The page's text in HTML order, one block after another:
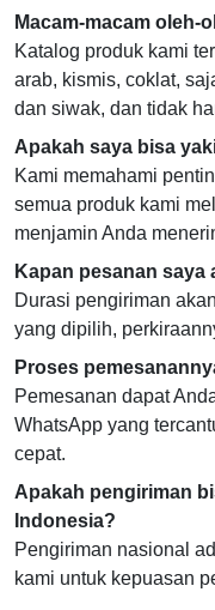
Macam-macam oleh-
Katalog produk kami
arab, kismis, coklat,
dan siwak, dan tidak
Apakah saya bisa
Kami memahami
semua produk kami
menjamin Anda
Kapan pesanan saya
Durasi pengiriman
yang dipilih,
Proses
Pemesanan dapat
WhatsApp yang
cepat.
Apakah pengiriman
Indonesia?
Pengiriman nasional
kami untuk kepuasan